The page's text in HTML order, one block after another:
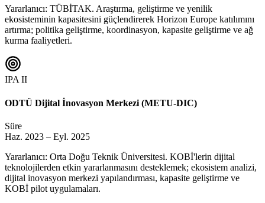
Yararlanıcı: TÜBİTAK. Araştırma, geliştirme ve yenilik
ekosisteminin kapasitesini güçlendirerek Horizon Europe katılımını
artırma; politika geliştirme, koordinasyon, kapasite geliştirme ve ağ
kurma faaliyetleri.
IPA II
ODTÜ Dijital İnovasyon Merkezi (METU-DIC)
Süre
Haz. 2023 – Eyl. 2025
Yararlanıcı: Orta Doğu Teknik Üniversitesi. KOBİ'lerin dijital
teknolojilerden etkin yararlanmasını desteklemek; ekosistem analizi,
dijital inovasyon merkezi yapılandırması, kapasite geliştirme ve
KOBİ pilot uygulamaları.